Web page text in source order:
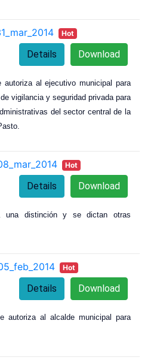
Hot
Download
Details
autoriza al ejecutivo municipal para
vigilancia y seguridad privada para
del sector central de la
Hot
Download
Details
distinción y se dictan otras
Hot
Download
Details
autoriza al alcalde municipal para